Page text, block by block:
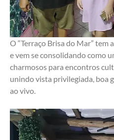
O “Terraço Brisa do Mar” tem
e vem se consolidando como
charmosos para encontros
unindo vista privilegiada, boa
ao vivo.